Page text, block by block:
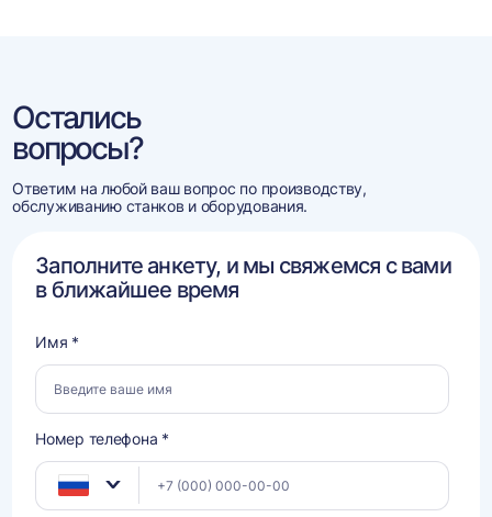
Остались
вопросы?
Ответим на любой ваш вопрос по производству,
обслуживанию станков и оборудования.
Заполните анкету, и мы свяжемся с вами
в ближайшее время
Имя *
Номер телефона *